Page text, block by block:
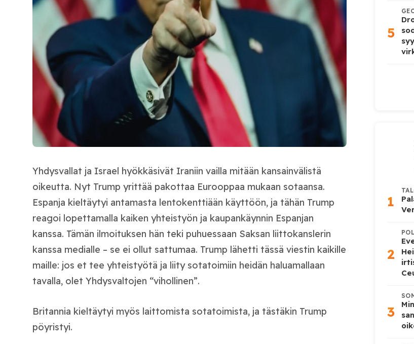
Yhdysvallat ja Israel hyökkäsivät Iraniin vailla mitään kansainvälistä
oikeutta. Nyt Trump yrittää pakottaa Eurooppaa mukaan sotaansa.
Espanja kieltäytyi antamasta lentokenttiään käyttöön, ja tähän Trump
reagoi lopettamalla kaiken yhteistyön ja kaupankäynnin Espanjan
kanssa. Tämän ilmoituksen hän teki puhuessaan Saksan liittokanslerin
kanssa medialle – se ei ollut sattumaa. Trump lähetti tässä viestin kaikille
maille: jos et tee yhteistyötä ja liity sotatoimiin heidän haluamallaan
tavalla, olet Yhdysvaltojen “vihollinen”.
Britannia kieltäytyi myös laittomista sotatoimista, ja tästäkin Trump
pöyristyi.
5
1
2
3